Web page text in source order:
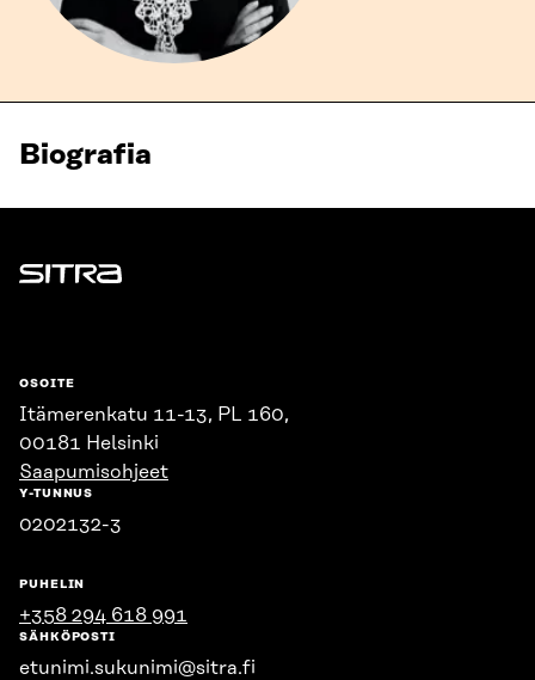
Biografia
Sitra
OSOITE
Itämerenkatu 11-13, PL 160,
00181 Helsinki
Saapumisohjeet
Y-TUNNUS
0202132-3
PUHELIN
+358 294 618 991
SÄHKÖPOSTI
etunimi.sukunimi@sitra.fi